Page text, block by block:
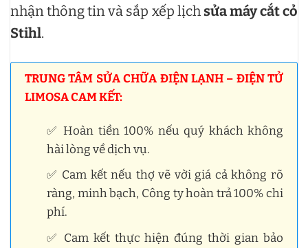
nhận thông tin và sắp xếp lịchsửa máy cắt cỏ
Stihl.
TRUNG TÂM SỬA CHỮA ĐIỆN LẠNH – ĐIỆN TỬ
LIMOSA CAM KẾT:
✅ Hoàn tiền 100% nếu quý khách không
hài lòng về dịch vụ.
✅ Cam kết nếu thợ vẽ vời giá cả không rõ
ràng, minh bạch, Công ty hoàn trả 100% chi
phí.
✅ Cam kết thực hiện đúng thời gian bảo